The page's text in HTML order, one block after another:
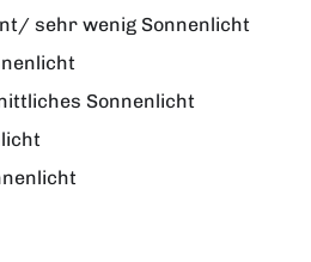
sehr wenig Sonnenlicht
Sonnenlicht